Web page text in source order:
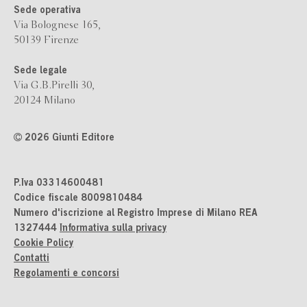
Sede operativa
Via Bolognese 165,
50139 Firenze
Sede legale
Via G.B.Pirelli 30,
20124 Milano
2026 Giunti Editore
P.Iva 03314600481
Codice fiscale 8009810484
Numero d'iscrizione al Registro Imprese di Milano REA
1327444 Informativa sulla privacy
Cookie Policy
Contatti
Regolamenti e concorsi